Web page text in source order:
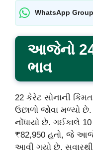
WhatsApp Group
આજેનો 24
ભાવ
22 કેરેટ સોનાની
ઉછાળો જોવા મળ્યો છે.
નોંધાયો છે. ગઈકાલે
₹82,950 હતો, જે
આવી ગયો છે. સવારથી